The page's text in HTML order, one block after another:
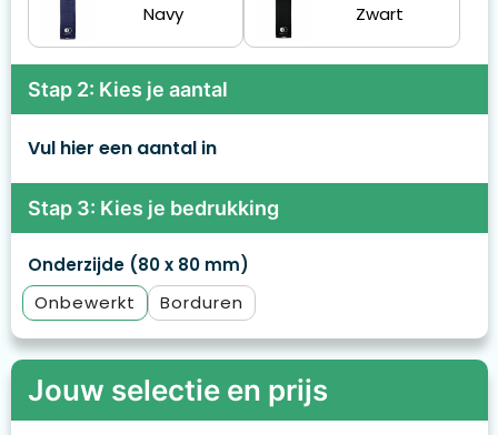
Navy Zwart
Stap 2: Kies je aantal
Vul hier een aantal in
Stap 3: Kies je bedrukking
Onderzijde (80 x 80 mm)
Onbewerkt
Borduren
Jouw selectie en prijs